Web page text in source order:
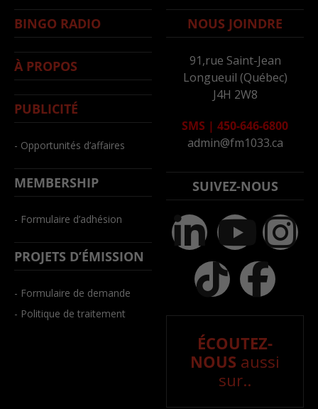
BINGO RADIO
À PROPOS
PUBLICITÉ
- Opportunités d’affaires
MEMBERSHIP
- Formulaire d’adhésion
PROJETS D’ÉMISSION
- Formulaire de demande
- Politique de traitement
NOUS JOINDRE
91,rue Saint-Jean
Longueuil (Québec)
J4H 2W8
SMS | 450-646-6800
admin@fm1033.ca
SUIVEZ-NOUS
ÉCOUTEZ-
NOUS aussi
sur..